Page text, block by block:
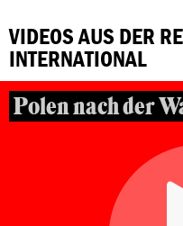
VIDEOS AUS DER
INTERNATIONAL
Polen nach der